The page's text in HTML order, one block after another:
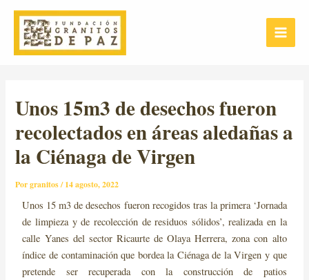
contenido
Main
Menu
Unos 15m3 de desechos fueron
recolectados en áreas aledañas a
la Ciénaga de Virgen
Porgranitos/14 agosto, 2022
Unos 15 m3 de desechos fueron recogidos tras la primera ‘Jornada
de limpieza y de recolección de residuos sólidos’, realizada en la
calle Yanes del sector Ricaurte de Olaya Herrera, zona con alto
índice de contaminación que bordea la Ciénaga de la Virgen y que
pretende ser recuperada con la construcción de patios
Post
navigation